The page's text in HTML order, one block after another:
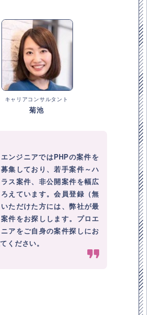
キャリアコンサルタント
菊池
ンジニアではPHPの案件を
集しており、若手案件～ハ
ス案件、非公開案件を幅広
ろえています。会員登録（無
ただけた方には、弊社が最
件をお探しします。プロエ
アをご自身の案件探しにお
ください。